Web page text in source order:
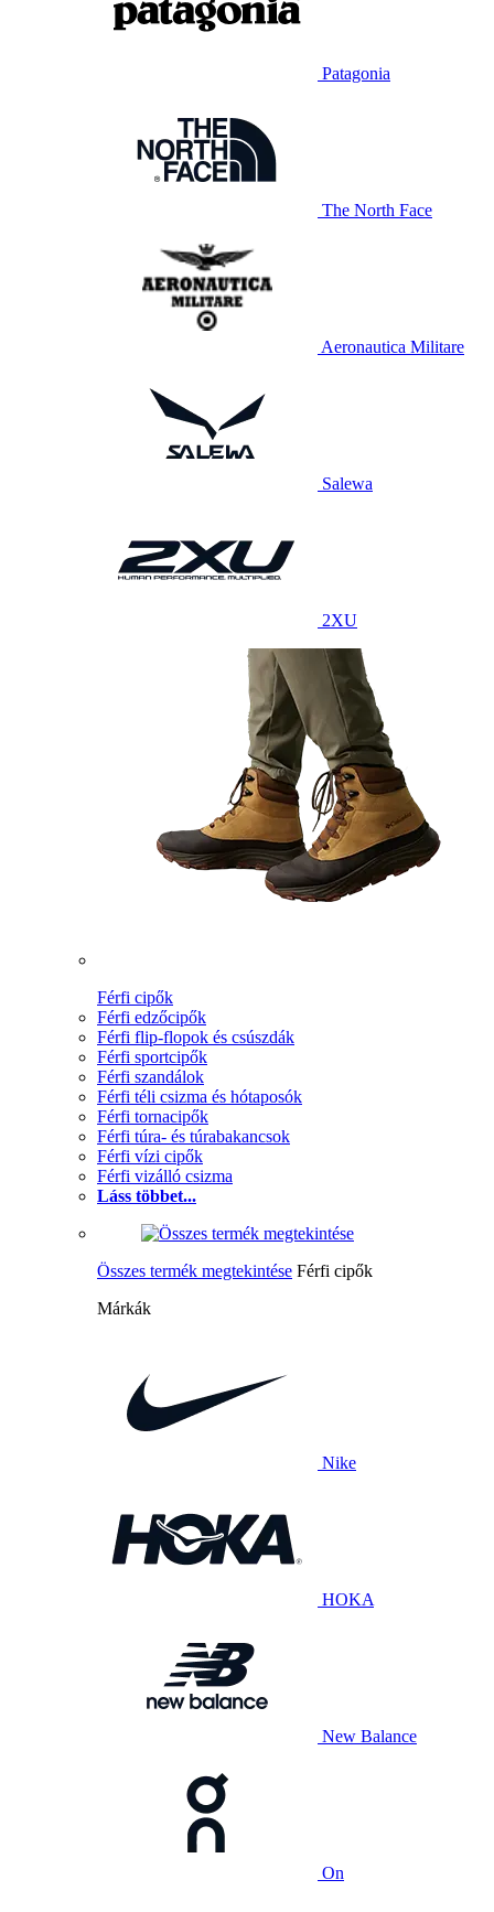
Patagonia
The North Face
Aeronautica Militare
Salewa
2XU
Férfi cipők
Férfi edzőcipők
Férfi flip-flopok és csúszdák
Férfi sportcipők
Férfi szandálok
Férfi téli csizma és hótaposók
Férfi tornacipők
Férfi túra- és túrabakancsok
Férfi vízi cipők
Férfi vizálló csizma
Láss többet...
Összes termék megtekintése Férfi cipők
Márkák
Nike
HOKA
New Balance
On